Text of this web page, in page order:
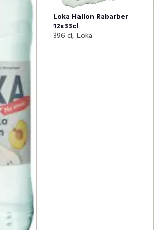
Loka Hallon Rabarber
12x33cl
396 cl, Loka